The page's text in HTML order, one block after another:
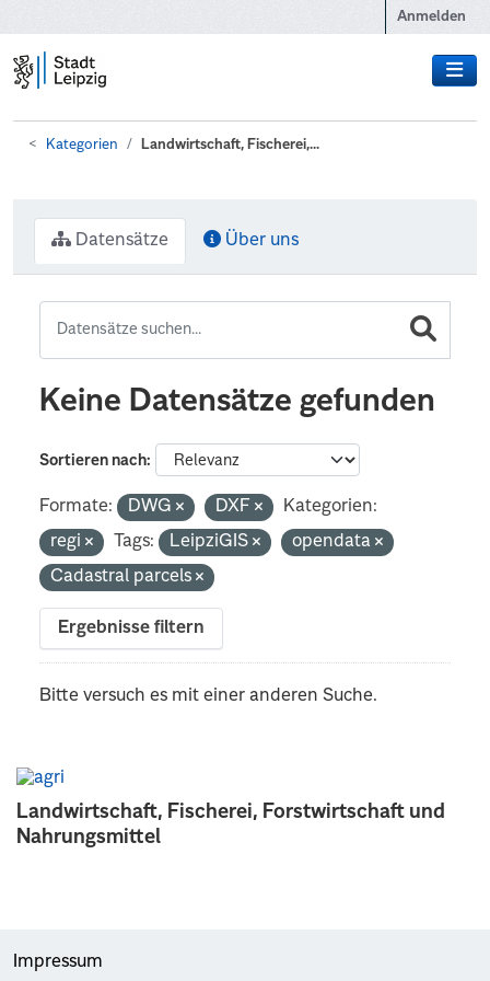
Anmelden
Kategorien Landwirtschaft, Fischerei,...
Landwirtschaft, Fischerei, Forstwirtschaft und
Nahrungsmittel
Datensätze Über uns
Keine Datensätze gefunden
Sortieren nach
Formate: DWG DXF
Kategorien:
regi
Tags: LeipziGIS
opendata
Cadastral parcels
Ergebnisse filtern
Bitte versuch es mit einer anderen Suche.
Impressum